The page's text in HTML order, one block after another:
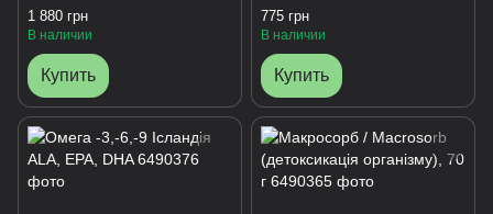
1 880 грн
В наличии
Купить
775 грн
В наличии
Купить